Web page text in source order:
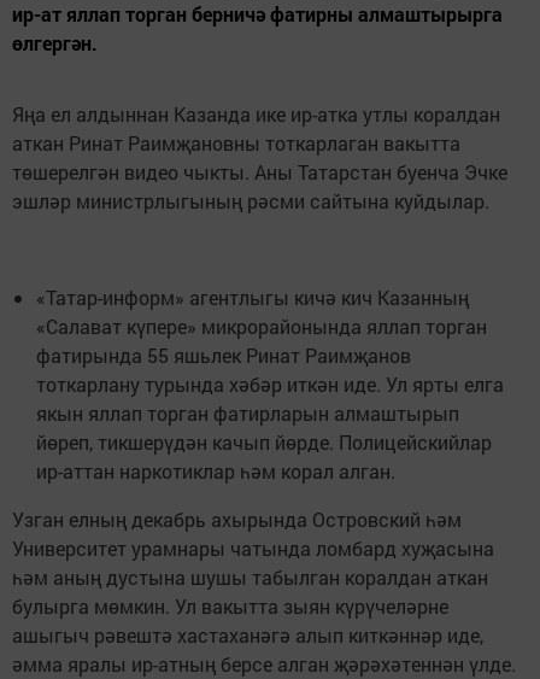
ир-ат яллап торган берничә фатирны алмаштырырга
өлгергән.
Яңа ел алдыннан Казанда ике ир-атка утлы коралдан
аткан Ринат Раимҗановны тоткарлаган вакытта
төшерелгән видео чыкты. Аны Татарстан буенча Эчке
эшләр министрлыгының рәсми сайтына куйдылар.
«Татар-информ» агентлыгы кичә кич Казанның
«Салават күпере» микрорайонында яллап торган
фатирында 55 яшьлек Ринат Раимҗанов
тоткарлану турында хәбәр иткән иде. Ул ярты елга
якын яллап торган фатирларын алмаштырып
йөреп, тикшерүдән качып йөрде. Полицейскийлар
ир-аттан наркотиклар һәм корал алган.
Узган елның декабрь ахырында Островский һәм
Университет урамнары чатында ломбард хуҗасына
һәм аның дустына шушы табылган коралдан аткан
булырга мөмкин. Ул вакытта зыян күрүчеләрне
ашыгыч рәвештә хастаханәгә алып киткәннәр иде,
әмма яралы ир-атның берсе алган җәрәхәтеннән үлде.